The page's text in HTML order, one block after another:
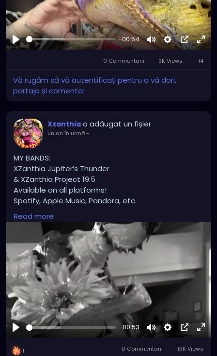
Joaca
-00:54
MuteSettingsPicture-
0 Commentarii 9K Views 14
Vă rugăm să vă autentificați pentru a vă dori,
partaja și comenta!
Xzanthia a adăugat un fișier
un an în urmă-
MY BANDS:
XZanthia Jupiter’s Thunder
& XZanthia Project 19.5
Available on all platforms!
Spotify, Apple Music, Pandora, etc.
SEARCH: XZanthia 😘 XZanthia.com
INSTAGRAM.com/xzanthia.official.profile
Tiktok.com/@xzanthia
YOUTUBE.com/XZanthiaMUSIC
😈👽😈👽😈👽😈👽😈
#hellpop#creaturecosplay #monstercosplay
#monstercore
#creaturecore
#dommymommy
#creepygirl
#clowncore
Read more
Joaca
-00:53
MuteSettingsPicture-
in-
1 0 Commentarii 13K Views